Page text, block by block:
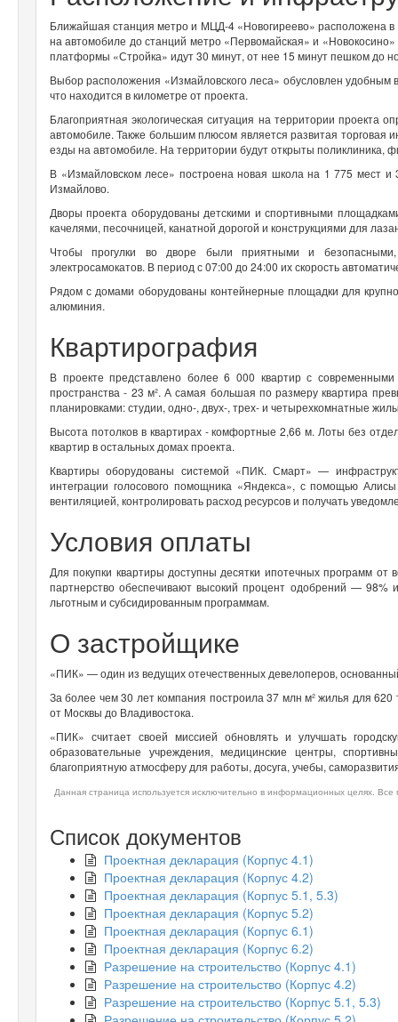
Ближайшая станция метро и МЦД-4 «Новогиреево» расположена
на автомобиле до станций метро «Первомайская» и
платформы «Стройка» идут 30 минут, от нее 15 минут пешком до
Выбор расположения «Измайловского леса» обусловлен
что находится в километре от проекта.
Благоприятная экологическая ситуация на территории проекта
автомобиле. Также большим плюсом является развитая торговая
езды на автомобиле. На территории будут открыты поликлиника,
В «Измайловском лесе» построена новая школа на 1 775 мест и
Измайлово.
Дворы проекта оборудованы детскими и спортивными
качелями, песочницей, канатной дорогой и конструкциями для
Чтобы прогулки во дворе были приятными и
электросамокатов. В период с 07:00 до 24:00 их скорость
Рядом с домами оборудованы контейнерные площадки для
алюминия.
Квартирография
В проекте представлено более 6 000 квартир с
пространства - 23 м². А самая большая по размеру квартира
планировками: студии, одно-, двух-, трех- и четырехкомнатные
Высота потолков в квартирах - комфортные 2,66 м. Лоты без
квартир в остальных домах проекта.
Квартиры оборудованы системой «ПИК. Смарт» —
интеграции голосового помощника «Яндекса», с помощью
вентиляцией, контролировать расход ресурсов и получать
Условия оплаты
Для покупки квартиры доступны десятки ипотечных программ
партнерство обеспечивают высокий процент одобрений — 98%
льготным и субсидированным программам.
О застройщике
«ПИК» — один из ведущих отечественных девелоперов,
За более чем 30 лет компания построила 37 млн м² жилья для
от Москвы до Владивостока.
«ПИК» считает своей миссией обновлять и улучшать
образовательные учреждения, медицинские центры,
благоприятную атмосферу для работы, досуга, учебы,
Данная страница используется исключительно в информационных целях.
Список документов
Проектная декларация (Корпус 4.1)
Проектная декларация (Корпус 4.2)
Проектная декларация (Корпус 5.1, 5.3)
Проектная декларация (Корпус 5.2)
Проектная декларация (Корпус 6.1)
Проектная декларация (Корпус 6.2)
Разрешение на строительство (Корпус 4.1)
Разрешение на строительство (Корпус 4.2)
Разрешение на строительство (Корпус 5.1, 5.3)